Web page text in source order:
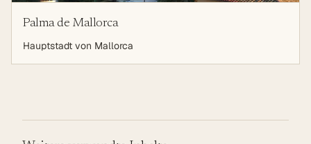
Palma de Mallorca
Hauptstadt von Mallorca